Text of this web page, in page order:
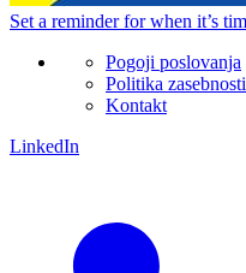
Set a reminderfor when it’s
Pogoji poslovanja
Politika zasebnosti
Kontakt
LinkedIn